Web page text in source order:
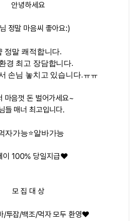
안녕하세요
정말 마음씨 좋아요:)
정말 쾌적합니다.
경 최고 장담합니다.
손님 놓치고 있습니다.ㅠㅠ
마음껏 돈 벌어가세요~
들 매너 최고입니다.
자가능⭐️알바가능
100% 당일지급❤️
모 집 대 상
/투잡/백조/먹자 모두 환영❤️